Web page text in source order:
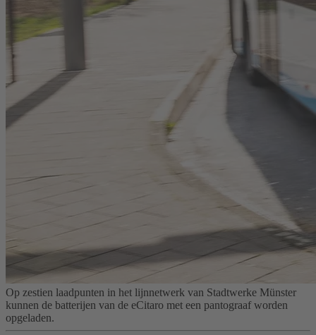
Op zestien laadpunten in het lijnnetwerk van Stadtwerke Münster
kunnen de batterijen van de eCitaro met een pantograaf worden
opgeladen.